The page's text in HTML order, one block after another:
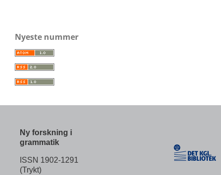
Nyeste nummer
Ny forskning i
grammatik
ISSN 1902-1291
(Trykt)